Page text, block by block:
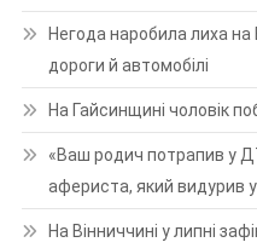
Негода наробила лиха на
дороги й автомобілі
На Гайсинщині чоловік
«Ваш родич потрапив у
афериста, який видурив
На Вінниччині у липні